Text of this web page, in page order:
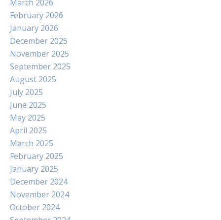
March 2026
February 2026
January 2026
December 2025
November 2025
September 2025
August 2025
July 2025
June 2025
May 2025
April 2025
March 2025
February 2025
January 2025
December 2024
November 2024
October 2024